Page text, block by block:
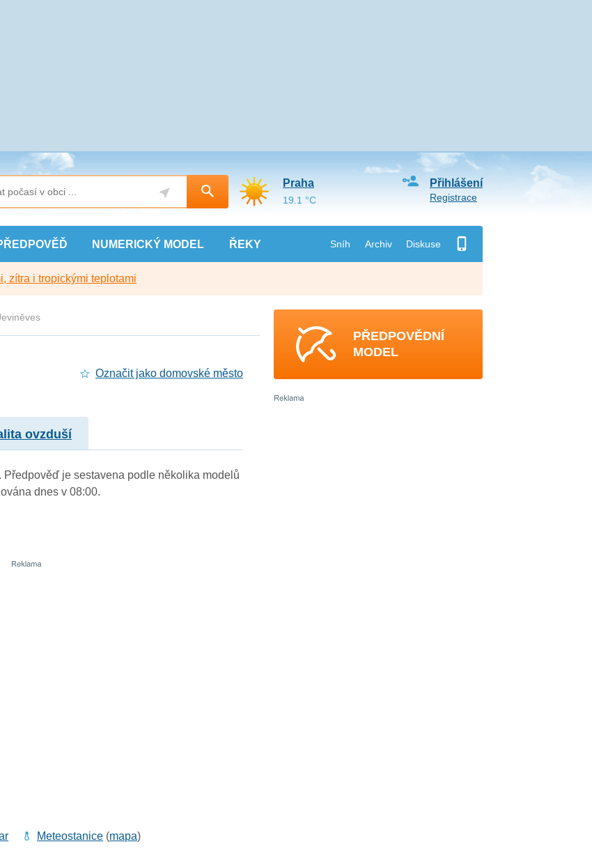
NUMERICKÝ MODEL ŘEKY Sníh Archiv Diskuse
Přihlášení
Registrace
Praha
19.1 °C
zítra i tropickými teplotami
Označit jako domovské město
ovzduší
je sestavena podle několika modelů
dnes v 08:00.
Meteostanice (mapa)
PŘEDPOVĚDNÍ
MODEL